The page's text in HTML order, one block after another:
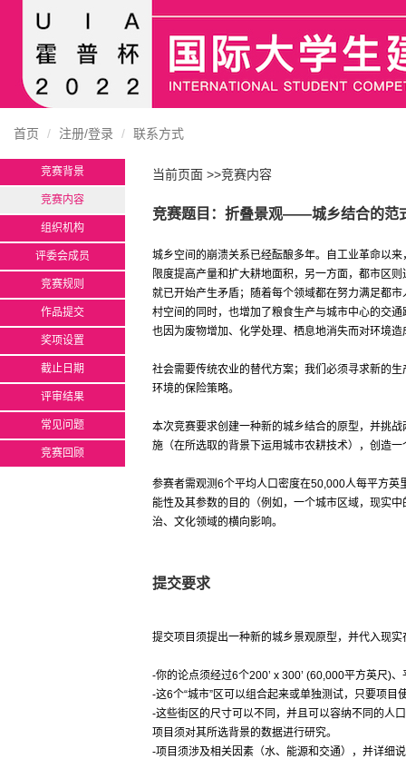
首页 注册/登录 联系方式
竞赛背景
竞赛内容
组织机构
评委会成员
竞赛规则
作品提交
奖项设置
截止日期
评审结果
常见问题
竞赛回顾
当前页面 >>竞赛内容
竞赛题目：折叠景观——城乡结合的范
城乡空间的崩溃关系已经酝酿多年。自工业革命以
限度提高产量和扩大耕地面积，另一方面，都市区
就已开始产生矛盾；随着每个领域都在努力满足都
村空间的同时，也增加了粮食生产与城市中心的交
也因为废物增加、化学处理、栖息地消失而对环境
社会需要传统农业的替代方案；我们必须寻求新的
环境的保险策略。
本次竞赛要求创建一种新的城乡结合的原型，并挑
施（在所选取的背景下运用城市农耕技术），创造
参赛者需观测6个平均人口密度在50,000人每平方英
能性及其参数的目的（例如，一个城市区域，现实
治、文化领域的横向影响。
提交要求
提交项目须提出一种新的城乡景观原型，并代入现
-你的论点须经过6个200’ x 300’ (60,000平方英尺)
-这6个“城市”区可以组合起来或单独测试，只要项
-这些街区的尺寸可以不同，并且可以容纳不同的
项目须对其所选背景的数据进行研究。
-项目须涉及相关因素（水、能源和交通），并详细